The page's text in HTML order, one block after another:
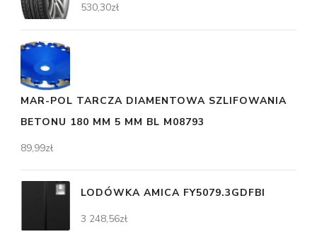
530,30zł
MAR-POL TARCZA DIAMENTOWA SZLIFOWANIA
BETONU 180 MM 5 MM BL M08793
89,99zł
LODÓWKA AMICA FY5079.3GDFBI
3 248,56zł